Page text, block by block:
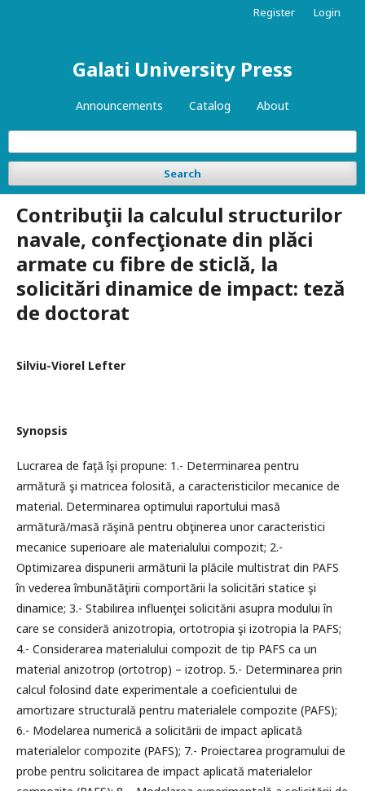
Galati University Press
Announcements Catalog About
Search
Register Login
Contribuţii la calculul structurilor
navale, confecţionate din plăci
armate cu fibre de sticlă, la
solicitări dinamice de impact: teză
de doctorat
Silviu-Viorel Lefter
Synopsis
Lucrarea de faţă îşi propune: 1.- Determinarea pentru
armătură şi matricea folosită, a caracteristicilor mecanice de
material. Determinarea optimului raportului masă
armătură/masă răşină pentru obţinerea unor caracteristici
mecanice superioare ale materialului compozit; 2.-
Optimizarea dispunerii armăturii la plăcile multistrat din PAFS
în vederea îmbunătăţirii comportării la solicitări statice şi
dinamice; 3.- Stabilirea influenţei solicitării asupra modului în
care se consideră anizotropia, ortotropia şi izotropia la PAFS;
4.- Considerarea materialului compozit de tip PAFS ca un
material anizotrop (ortotrop) – izotrop. 5.- Determinarea prin
calcul folosind date experimentale a coeficientului de
amortizare structurală pentru materialele compozite (PAFS);
6.- Modelarea numerică a solicitării de impact aplicată
materialelor compozite (PAFS); 7.- Proiectarea programului de
probe pentru solicitarea de impact aplicată materialelor